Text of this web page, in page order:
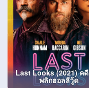
Last Looks (2021) ค
พลิกฮอลลีวู้ด